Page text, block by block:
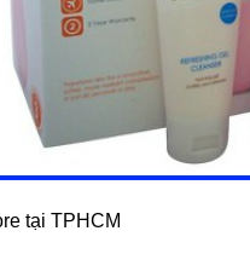
tại TPHCM